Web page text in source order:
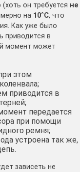
он требуется не
на 10°C, что
Как уже было
приводится в
момент может
этом
приводится в
передается
при помощи
ремня;
устроена так же,
зависеть не